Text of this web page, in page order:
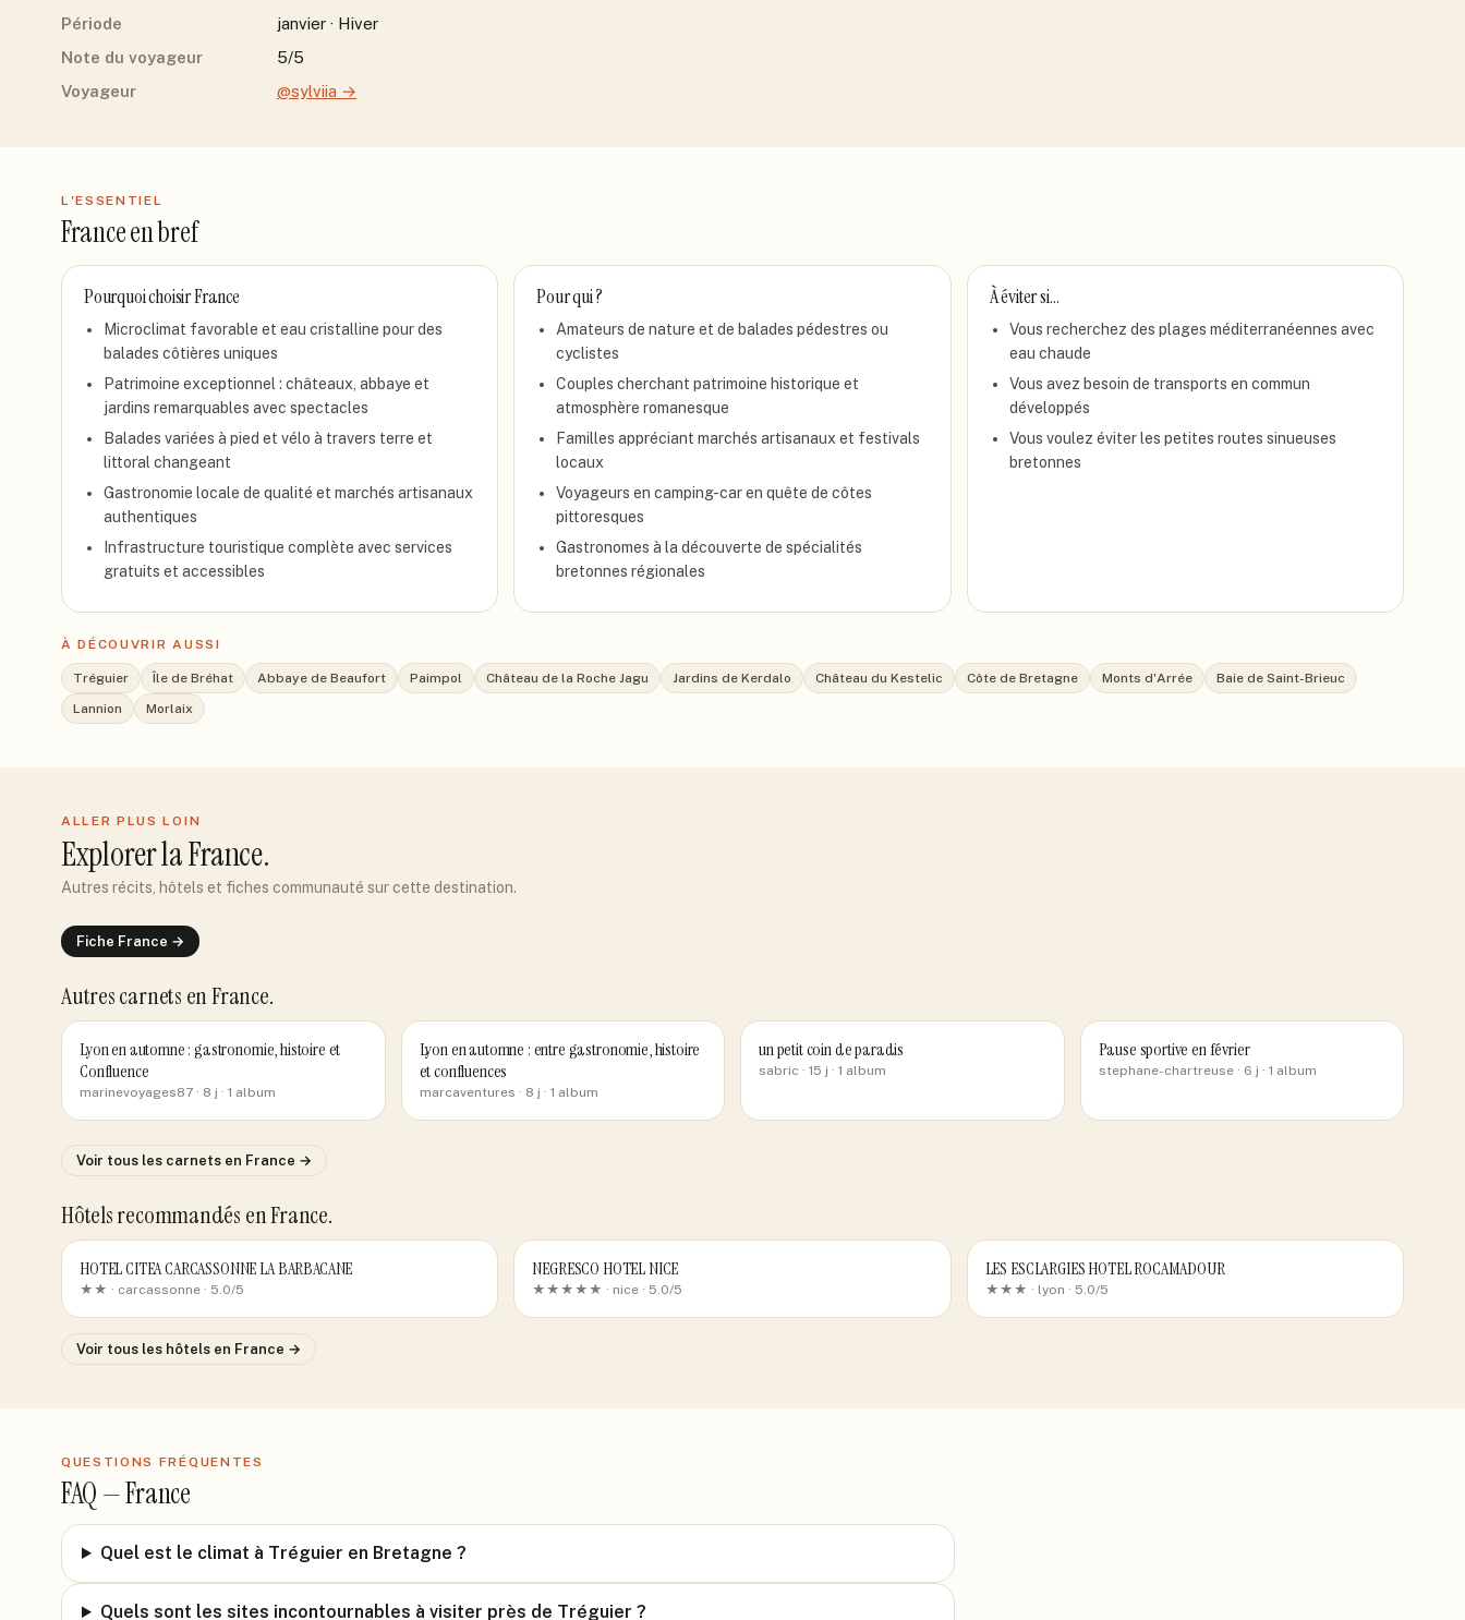
Période
janvier · Hiver
Note du voyageur
5/5
Voyageur
@sylviia →
L'ESSENTIEL
Franceen bref
Pourquoi choisirFrance
Microclimat favorable et eau cristalline pour des
balades côtières uniques
Patrimoine exceptionnel : châteaux, abbaye et
jardins remarquables avec spectacles
Balades variées à pied et vélo à travers terre et
littoral changeant
Gastronomie locale de qualité et marchés artisanaux
authentiques
Infrastructure touristique complète avec services
gratuits et accessibles
Pour qui ?
Amateurs de nature et de balades pédestres ou
cyclistes
Couples cherchant patrimoine historique et
atmosphère romanesque
Familles appréciant marchés artisanaux et festivals
locaux
Voyageurs en camping-car en quête de côtes
pittoresques
Gastronomes à la découverte de spécialités
bretonnes régionales
À éviter si…
Vous recherchez des plages méditerranéennes avec
eau chaude
Vous avez besoin de transports en commun
développés
Vous voulez éviter les petites routes sinueuses
bretonnes
À DÉCOUVRIR AUSSI
Tréguier Île de Bréhat Abbaye de Beaufort Paimpol Château de la Roche Jagu Jardins de Kerdalo Château du Kestelic Côte de Bretagne Monts d'Arrée
Baie de Saint-Brieuc
Lannion
Morlaix
ALLER PLUS LOIN
Explorerla France.
Autres récits, hôtels et fiches communauté sur cette destination.
Fiche France →
Autres carnets en France.
Lyon en automne : gastronomie, histoire et
Confluence
marinevoyages87 · 8 j · 1 album
Lyon en automne : entre gastronomie, histoire
et confluences
marcaventures · 8 j · 1 album
un petit coin de paradis
sabric · 15 j · 1 album
Pause sportive en février
stephane-chartreuse· 6 j · 1 album
Voir tous les carnets en France →
Hôtels recommandés en France.
HOTEL CITEA CARCASSONNE LA BARBACANE
★★ · carcassonne · 5.0/5
NEGRESCO HOTEL NICE
★★★★★ · nice · 5.0/5
LES ESCLARGIES HOTEL ROCAMADOUR
★★★ · lyon · 5.0/5
Voir tous les hôtels en France →
QUESTIONS FRÉQUENTES
FAQ —France
Quel est le climat à Tréguier en Bretagne ?
Quels sont les sites incontournables à visiter près de Tréguier ?